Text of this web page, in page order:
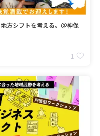
方シフトを考える。＠神保
1